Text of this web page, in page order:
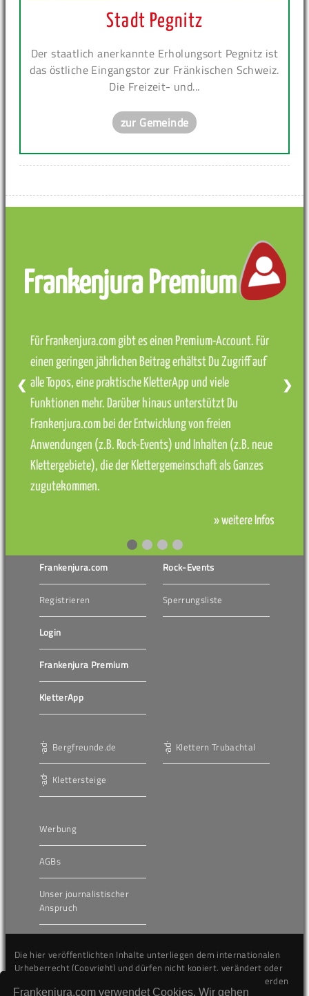
Frankenjura.com verwendet Cookies. Wir gehen
Stadt Pegnitz
Der staatlich anerkannte Erholungsort Pegnitz ist
das östliche Eingangstor zur Fränkischen Schweiz.
Die Freizeit- und...
zur Gemeinde
Frankenjura Premium
Für Frankenjura.com gibt es einen Premium-Account. Für
einen geringen jährlichen Beitrag erhältst Du Zugriff auf
alle Topos, eine praktische KletterApp und viele
Funktionen mehr. Darüber hinaus unterstützt Du
Frankenjura.com bei der Entwicklung von freien
Anwendungen (z.B. Rock-Events) und Inhalten (z.B. neue
Klettergebiete), die der Klettergemeinschaft als Ganzes
zugutekommen.
» weitere Infos
❮ ❯
Frankenjura.com
Registrieren
Login
Frankenjura Premium
KletterApp
Rock-Events
Sperrungsliste
Bergfreunde.de
Klettersteige
Klettern Trubachtal
Werbung
AGBs
Unser journalistischer
Anspruch
Die hier veröffentlichten Inhalte unterliegen dem internationalen
Urheberrecht (Copyright) und dürfen nicht kopiert, verändert oder
unverändert wiederveröffentlicht werden. Gegen Verstöße werden